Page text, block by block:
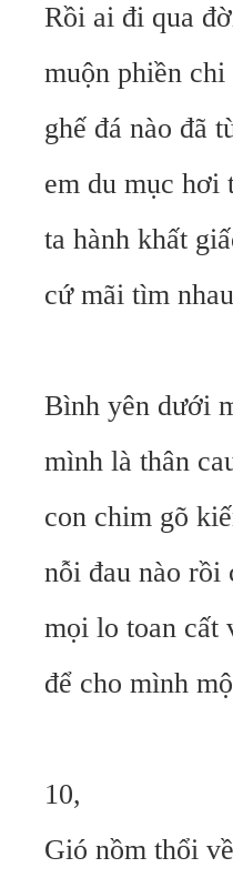
Rồi ai đi qua
muộn phiền chi
ghế đá nào đã
em du mục hơi
ta hành khất
cứ mãi tìm
Bình yên dưới
mình là thân
con chim gõ
nỗi đau nào rồi
mọi lo toan cất
để cho mình
10,
Gió nồm thổi